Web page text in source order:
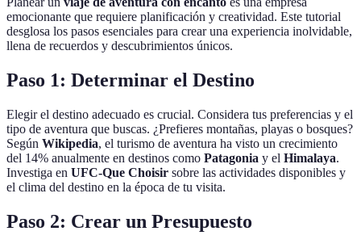
emocionante que requiere planificación y creatividad. Este tutorial
desglosa los pasos esenciales para crear una experiencia inolvidable,
llena de recuerdos y descubrimientos únicos.
Paso 1: Determinar el Destino
Elegir el destino adecuado es crucial. Considera tus preferencias y el
tipo de aventura que buscas. ¿Prefieres montañas, playas o bosques?
Según Wikipedia, el turismo de aventura ha visto un crecimiento
del 14% anualmente en destinos como Patagonia y el Himalaya.
Investiga en UFC-Que Choisir sobre las actividades disponibles y
el clima del destino en la época de tu visita.
Paso 2: Crear un Presupuesto